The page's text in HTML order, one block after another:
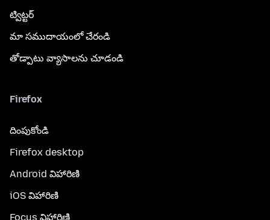
ట్విట్టర్
మా సముదాయంలో చేరండి
తోడ్పాటు వ్యాసాలను చూడండి
Firefox
దింపుకోండి
Firefox desktop
Android విహారిణి
iOS విహారిణి
Focus విహారిణి